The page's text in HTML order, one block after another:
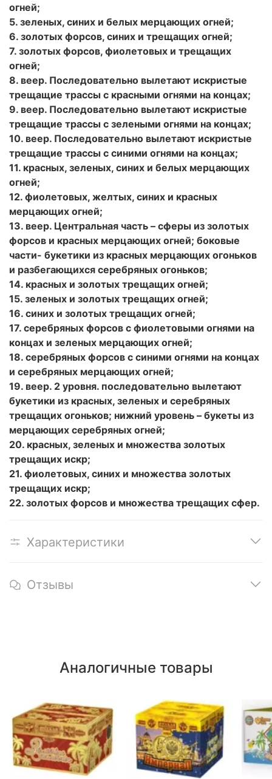
огней;
5. зеленых, синих и белых мерцающих огней;
6. золотых форсов, синих и трещащих огней;
7. золотых форсов, фиолетовых и трещащих
огней;
8. веер. Последовательно вылетают искристые
трещащие трассы с красными огнями на концах;
9. веер. Последовательно вылетают искристые
трещащие трассы с зелеными огнями на концах;
10. веер. Последовательно вылетают искристые
трещащие трассы с синими огнями на концах;
11. красных, зеленых, синих и белых мерцающих
огней;
12. фиолетовых, желтых, синих и красных
мерцающих огней;
13. веер. Центральная часть – сферы из золотых
форсов и красных мерцающих огней; боковые
части- букетики из красных мерцающих огоньков
и разбегающихся серебряных огоньков;
14. красных и золотых трещащих огней;
15. зеленых и золотых трещащих огней;
16. синих и золотых трещащих огней;
17. серебряных форсов с фиолетовыми огнями на
концах и зеленых мерцающих огней;
18. серебряных форсов с синими огнями на концах
и серебряных мерцающих огней;
19. веер. 2 уровня. последовательно вылетают
букетики из красных, зеленых и серебряных
трещащих огоньков; нижний уровень – букеты из
мерцающих серебряных огней;
20. красных, зеленых и множества золотых
трещащих искр;
21. фиолетовых, синих и множества золотых
трещащих искр;
22. золотых форсов и множества трещащих сфер.
Характеристики
Отзывы
Аналогичные товары